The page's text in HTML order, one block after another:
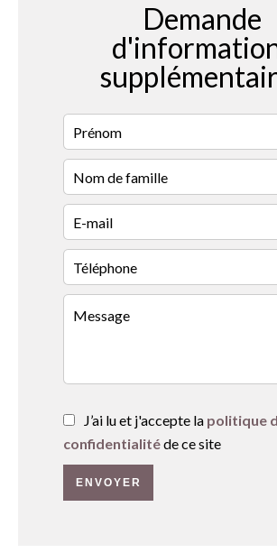
Demande
J’ai lu et j'accepte la politique
confidentialitéde ce site
ENVOYER